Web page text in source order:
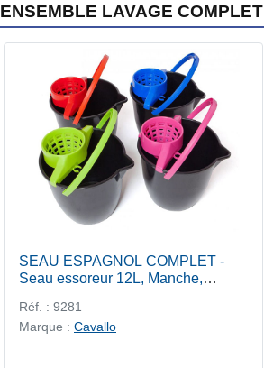
ENSEMBLE LAVAGE COMPLET
SEAU ESPAGNOL COMPLET -
Seau essoreur 12L, Manche,
Réf. : 9281
Marque : Cavallo